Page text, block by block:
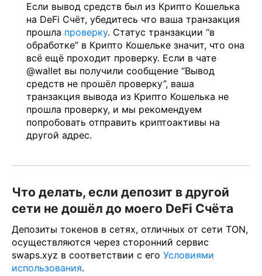
Если вывод средств был из Крипто Кошелька
на DeFi Счёт, убедитесь что ваша транзакция
прошла проверку. Статус транзакции “в
обработке” в Крипто Кошельке значит, что она
всё ещё проходит проверку. Если в чате
@wallet вы получили сообщение “Вывод
средств не прошёл проверку”, ваша
транзакция вывода из Крипто Кошелька не
прошла проверку, и мы рекомендуем
попробовать отправить криптоактивы на
другой адрес.
Что делать, если депозит в другой
сети не дошёл до моего DeFi Счёта
Депозиты токенов в сетях, отличных от сети TON,
осуществляются через сторонний сервис
swaps.xyz в соответствии с его Условиями
использования.